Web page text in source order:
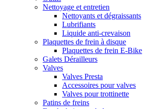
Nettoyage et entretien
Nettoyants et dégraissants
Lubrifiants
Liquide anti-crevaison
Plaquettes de frein à disque
Plaquettes de frein E-Bike
Galets Dérailleurs
Valves
Valves Presta
Accessoires pour valves
Valves pour trottinette
Patins de freins